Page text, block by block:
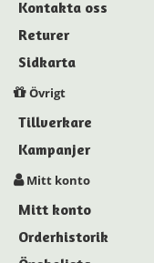
Kontakta oss
Returer
Sidkarta
Övrigt
Tillverkare
Kampanjer
Mitt konto
Mitt konto
Orderhistorik